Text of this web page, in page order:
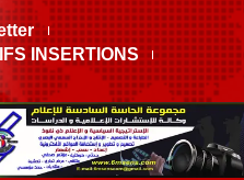
INSERTIONS